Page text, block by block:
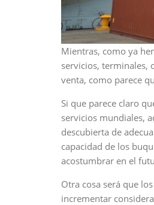
Mientras, como ya
servicios, terminales,
venta, como parece
Si que parece claro
servicios mundiales,
descubierta de
capacidad de los
acostumbrar en el
Otra cosa será que
incrementar